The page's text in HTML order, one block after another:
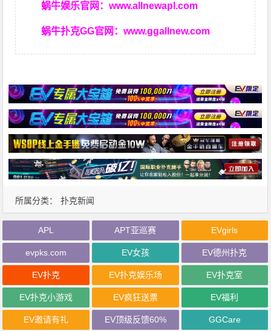
蜗牛娱乐官网：www.allnewapl.com
蜗牛扑克GG官网：www.ggallnew.com
所属分类： 扑克新闻
APL APT亚巡赛 EVgirls
evpks.com EV女孩 EV德州扑克
EV扑克 EV扑克娱乐场 EV扑克室
EV扑克小游戏 EV疯狂送票 EV福利
EV邀请有礼 EV顶级反馈60% GGCare